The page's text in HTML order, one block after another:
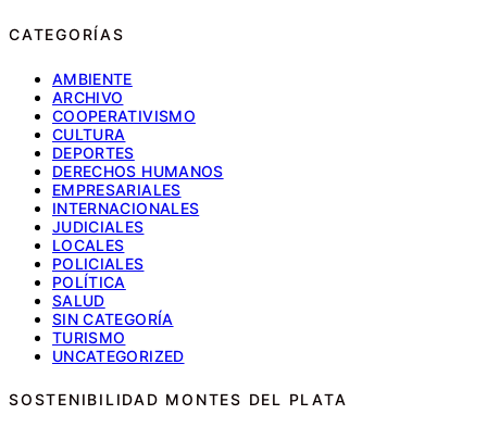
CATEGORÍAS
AMBIENTE
ARCHIVO
COOPERATIVISMO
CULTURA
DEPORTES
DERECHOS HUMANOS
EMPRESARIALES
INTERNACIONALES
JUDICIALES
LOCALES
POLICIALES
POLÍTICA
SALUD
SIN CATEGORÍA
TURISMO
UNCATEGORIZED
SOSTENIBILIDAD MONTES DEL PLATA